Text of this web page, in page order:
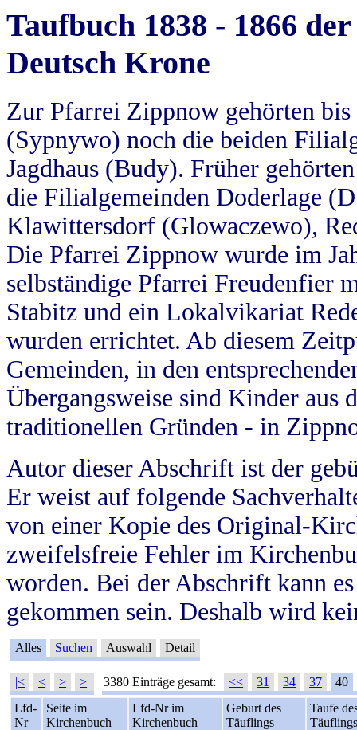
Taufbuch 1838 - 1866
Deutsch Krone
Zur Pfarrei Zippnow gehörten
(Sypnywo) noch die beiden
Jagdhaus (Budy). Früher
die Filialgemeinden Doderlage
Klawittersdorf (Glowaczewo),
Die Pfarrei Zippnow wurde im
selbständige Pfarrei Freudenfier
Stabitz und ein Lokalvikariat
wurden errichtet. Ab diesem
Gemeinden, in den
Übergangsweise sind Kinder aus
traditionellen Gründen - in
Autor dieser Abschrift ist der
Er weist auf folgende
von einer Kopie des Original-
zweifelsfreie Fehler im
worden. Bei der Abschrift kann
gekommen sein. Deshalb wird
Alles Suchen Auswahl Detail
|< < > >| 3380 Einträge gesamt: << 31 34 37
40
Lfd-
Nr
Seite im
Kirchenbuch
Lfd-Nr im
Kirchenbuch
Geburt des
Täuflings
Taufe
Täuflings